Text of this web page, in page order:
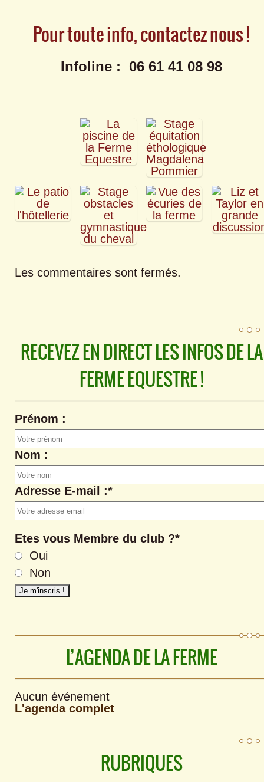
Pour toute info, contactez nous !
Infoline : 06 61 41 08 98
Les commentaires sont fermés.
RECEVEZ EN DIRECT LES INFOS DE LA
FERME EQUESTRE !
Prénom :
Nom :
Adresse E-mail :*
Etes vous Membre du club ?*
Oui
Non
L’AGENDA DE LA FERME
Aucun événement
L'agenda complet
RUBRIQUES